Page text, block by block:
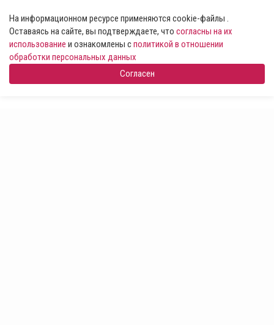
На информационном ресурсе применяются cookie-файлы .
Оставаясь на сайте, вы подтверждаете, что согласны на их
использование и ознакомлены сполитикой в отношении
обработки персональных данных
Согласен